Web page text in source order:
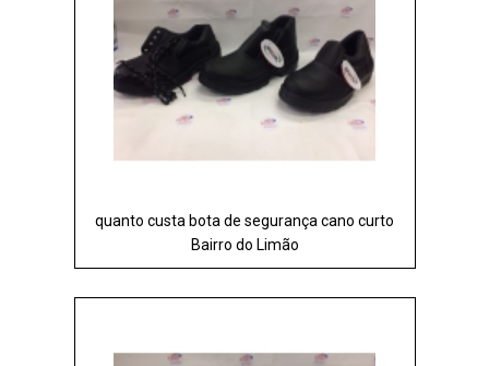
quanto custa bota de segurança cano curto
Bairro do Limão